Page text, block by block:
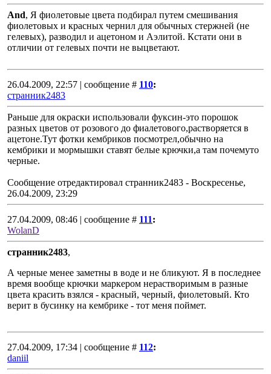
And, Я фиолетовые цвета подбирал путем смешивания
фиолетовых и красных чернил для обычных стержней (не
гелевых), разводил и ацетоном и Аэлитой. Кстати они в
отличии от гелевых почти не выцветают.
26.04.2009, 22:57 | сообщение # 110:
странник2483
Раньше для окраски использовали фуксин-это порошок
разных цветов от розового до фиалетового,растворяется в
ацетоне.Тут фотки кембриков посмотрел,обычно на
кембрики и мормышки ставят белые крючки,а там почемуто
черные.
Сообщение отредактировал странник2483 - Воскресенье,
26.04.2009, 23:29
27.04.2009, 08:46 | сообщение # 111:
WolanD
странник2483,
А черные менее заметны в воде и не бликуют. Я в последнее
время вообще крючки маркером нерастворимым в разные
цвета красить взялся - красный, черный, фиолетовый. Кто
верит в бусинку на кембрике - тот меня поймет.
27.04.2009, 17:34 | сообщение # 112:
daniil